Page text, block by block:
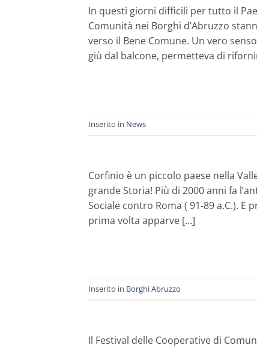
In questi giorni difficili per tutto il
Comunità nei Borghi d’Abruzzo
verso il Bene Comune. Un vero
giù dal balcone, permetteva di
Inserito in News
Corfinio è un piccolo paese nella
grande Storia! Più di 2000 anni fa
Sociale contro Roma ( 91-89 a.C.).
prima volta apparve […]
Inserito in Borghi Abruzzo
Il Festival delle Cooperative di